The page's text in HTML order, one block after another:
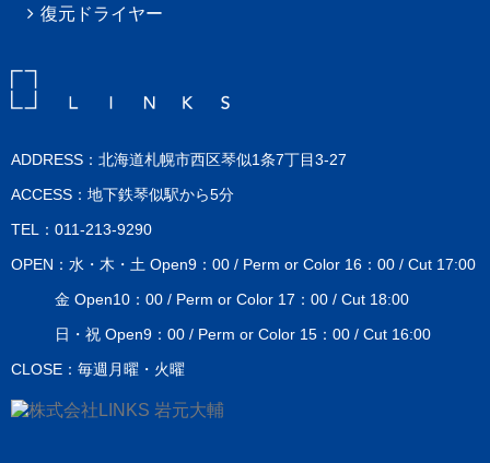
復元ドライヤー
ADDRESS：北海道札幌市西区琴似1条7丁目3-27
ACCESS：地下鉄琴似駅から5分
TEL：011-213-9290
OPEN：水・木・土 Open9：00 / Perm or Color 16：00 / Cut 17:00
金 Open10：00 / Perm or Color 17：00 / Cut 18:00
日・祝 Open9：00 / Perm or Color 15：00 / Cut 16:00
CLOSE：毎週月曜・火曜